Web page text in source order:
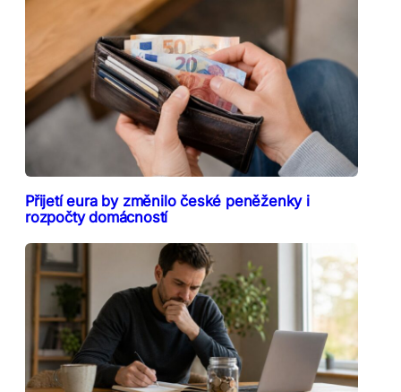
Přijetí eura by změnilo české peněženky i
rozpočty domácností